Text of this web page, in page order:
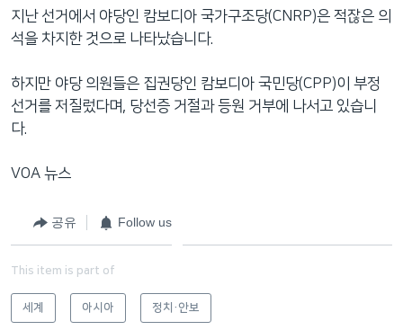
등지난 선거에서 야당인 캄보디아 국가구조당(CNRP)은 적잖은 의
석을 차지한 것으로 나타났습니다.
하지만 야당 의원들은 집권당인 캄보디아 국민당(CPP)이 부정
선거를 저질렀다며, 당선증 거절과 등원 거부에 나서고 있습니
다.
VOA 뉴스
공유 Follow us
This item is part of
세계 아시아 정치·안보